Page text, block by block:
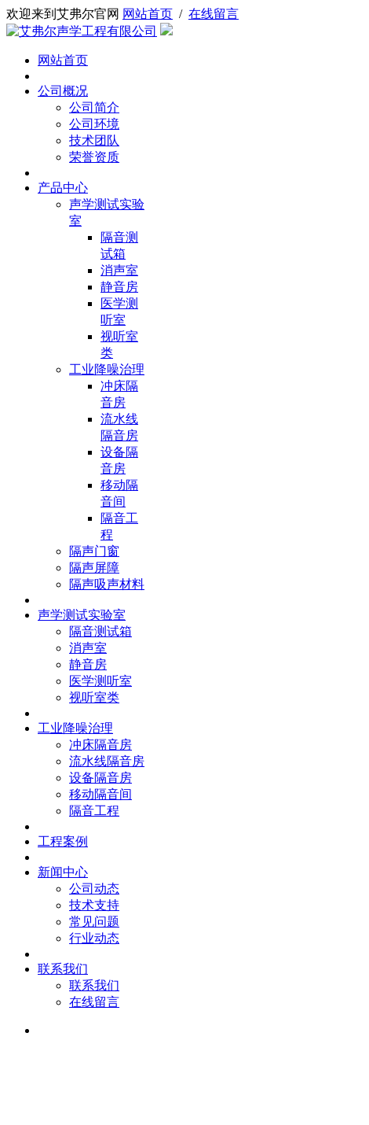
欢迎来到艾弗尔官网 网站首页 / 在线留言
网站首页
公司概况
公司简介
公司环境
技术团队
荣誉资质
产品中心
声学测试实验
室
隔音测
试箱
消声室
静音房
医学测
听室
视听室
类
工业降噪治理
冲床隔
音房
流水线
隔音房
设备隔
音房
移动隔
音间
隔音工
程
隔声门窗
隔声屏障
隔声吸声材料
声学测试实验室
隔音测试箱
消声室
静音房
医学测听室
视听室类
工业降噪治理
冲床隔音房
流水线隔音房
设备隔音房
移动隔音间
隔音工程
工程案例
新闻中心
公司动态
技术支持
常见问题
行业动态
联系我们
联系我们
在线留言